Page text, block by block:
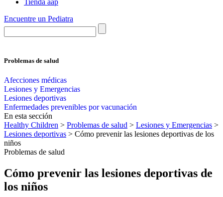
Tienda aap
Encuentre un Pediatra
Problemas de salud
Afecciones médicas
Lesiones y Emergencias
Lesiones deportivas
Enfermedades prevenibles por vacunación
En esta sección
Healthy Children > Problemas de salud > Lesiones y Emergencias >
Lesiones deportivas > Cómo prevenir las lesiones deportivas de los
niños
Problemas de salud
Cómo prevenir las lesiones deportivas de
los niños